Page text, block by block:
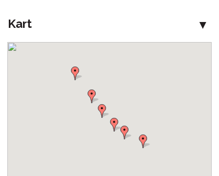
Kart